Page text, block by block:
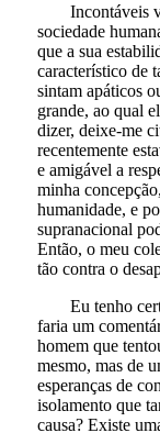
Incontáveis
sociedade
que a sua
característico de
sintam apáticos
grande, ao qual
dizer, deixe-me
recentemente
e amigável a
minha
humanidade, e
supranacional
Então, o meu
tão contra o
Eu tenho
faria um
homem que
mesmo, mas de
esperanças de
isolamento que
causa? Existe